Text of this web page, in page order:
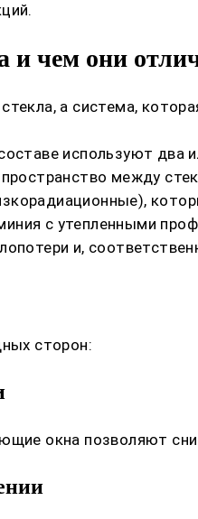
и чем они
а система,
используют два
между
с утепленными
и,
сторон:
окна позволяют